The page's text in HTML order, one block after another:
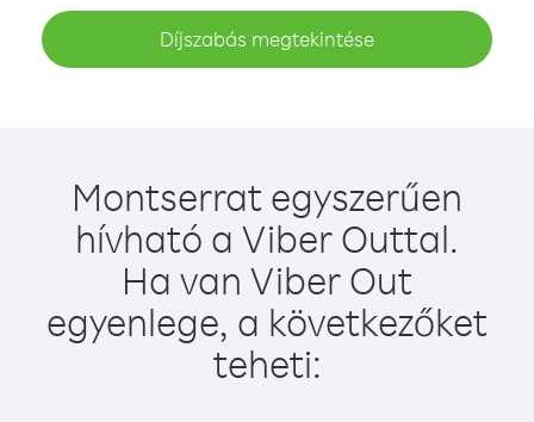
Díjszabás megtekintése
Montserrat egyszerűen
hívható a Viber Outtal.
Ha van Viber Out
egyenlege, a következőket
teheti: